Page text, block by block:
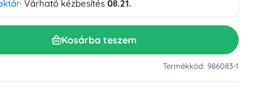
WC-kiegészítők
Kád- és zuhanykiegészítők
· Várható kézbesítés 08.21.
Kosárba teszem
Termékkód: 986083-1